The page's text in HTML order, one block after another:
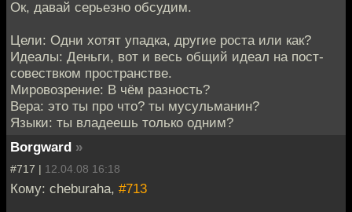
Ок, давай серьезно обсудим.
Цели: Одни хотят упадка, другие роста или как?
Идеалы: Деньги, вот и весь общий идеал на пост-
совествком пространстве.
Мировозрение: В чём разность?
Вера: это ты про что? ты мусульманин?
Языки: ты владеешь только одним?
Borgward »
#717 | 12.04.08 16:18
Кому: cheburaha, #713